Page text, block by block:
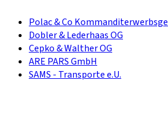
Polac & Co
Dobler & Lederhaas OG
Cepko & Walther OG
ARE PARS GmbH
SAMS - Transporte e.U.